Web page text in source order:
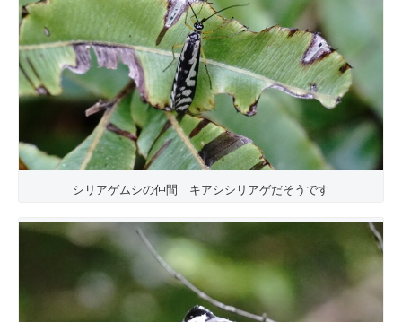
シリアゲムシの仲間 キアシシリアゲだそうです